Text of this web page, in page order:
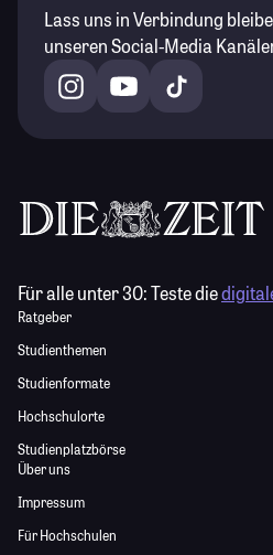
Lass uns in Verbindung
unseren Social-Media
Für alle unter 30:Teste die
Ratgeber
Studienthemen
Studienformate
Hochschulorte
Studienplatzbörse
Über uns
Impressum
Für Hochschulen